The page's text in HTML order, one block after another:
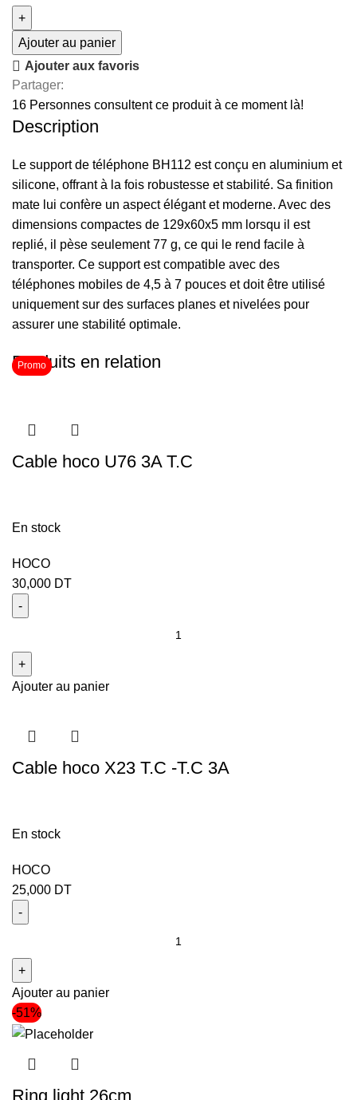
Ajouter au panier
Ajouter aux favoris
Partager:
16 Personnes consultent ce produit à ce moment là!
Description
Le support de téléphone BH112 est conçu en aluminium et
silicone, offrant à la fois robustesse et stabilité. Sa finition
mate lui confère un aspect élégant et moderne. Avec des
dimensions compactes de 129x60x5 mm lorsqu il est
replié, il pèse seulement 77 g, ce qui le rend facile à
transporter. Ce support est compatible avec des
téléphones mobiles de 4,5 à 7 pouces et doit être utilisé
uniquement sur des surfaces planes et nivelées pour
assurer une stabilité optimale.
Produits en relation
Cable hoco U76 3A T.C
En stock
HOCO
30,000 DT
Ajouter au panier
Cable hoco X23 T.C -T.C 3A
En stock
HOCO
25,000 DT
Ajouter au panier
-51%
Promo
Ring light 26cm